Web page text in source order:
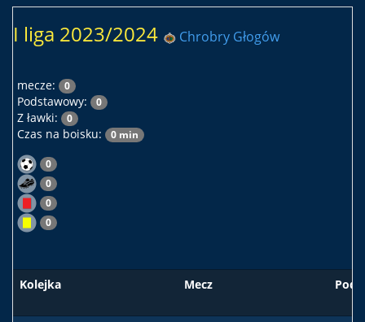
I liga 2023/2024 Chrobry Głogów
mecze: 0
Podstawowy: 0
Z ławki: 0
Czas na boisku: 0 min
0
0
0
0
Kolejka Mecz